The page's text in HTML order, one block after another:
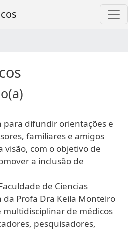
para difundir orientações e
familiares e amigos
visão, com o objetivo de
a inclusão de
de Ciencias
da Profa Dra Keila Monteiro
multidisciplinar de médicos
pesquisadores,